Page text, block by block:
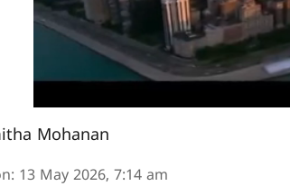
Mohanan
: 13 May 2026, 7:14 am